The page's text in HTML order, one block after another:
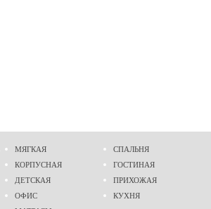
МЯГКАЯ
КОРПУСНАЯ
ДЕТСКАЯ
ОФИС
СПАЛЬНЯ
ГОСТИНАЯ
ПРИХОЖАЯ
КУХНЯ